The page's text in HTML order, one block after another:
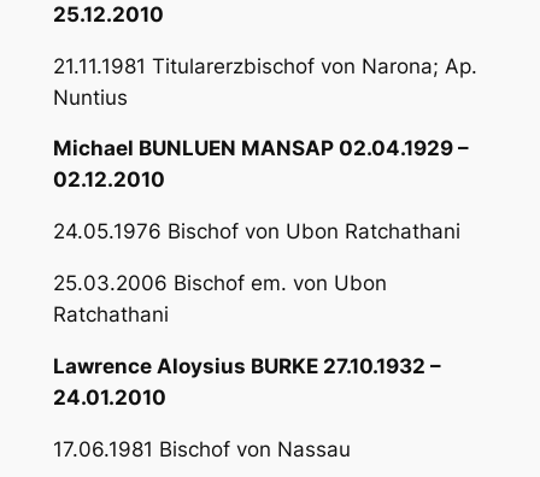
25.12.2010
21.11.1981 Titularerzbischof von Narona; Ap.
Nuntius
Michael BUNLUEN MANSAP 02.04.1929 –
02.12.2010
24.05.1976 Bischof von Ubon Ratchathani
25.03.2006 Bischof em. von Ubon
Ratchathani
Lawrence Aloysius BURKE 27.10.1932 –
24.01.2010
17.06.1981 Bischof von Nassau